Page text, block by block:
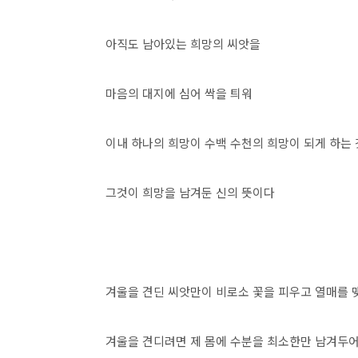
아직도 남아있는 희망의 씨앗을
마음의 대지에 심어 싹을 틔워
이내 하나의 희망이 수백 수천의 희망이 되게 하는
그것이 희망을 남겨둔 신의 뜻이다
겨울을 견딘 씨앗만이 비로소 꽃을 피우고 열매를
겨울을 견디려면 제 몸에 수분을 최소한만 남겨두